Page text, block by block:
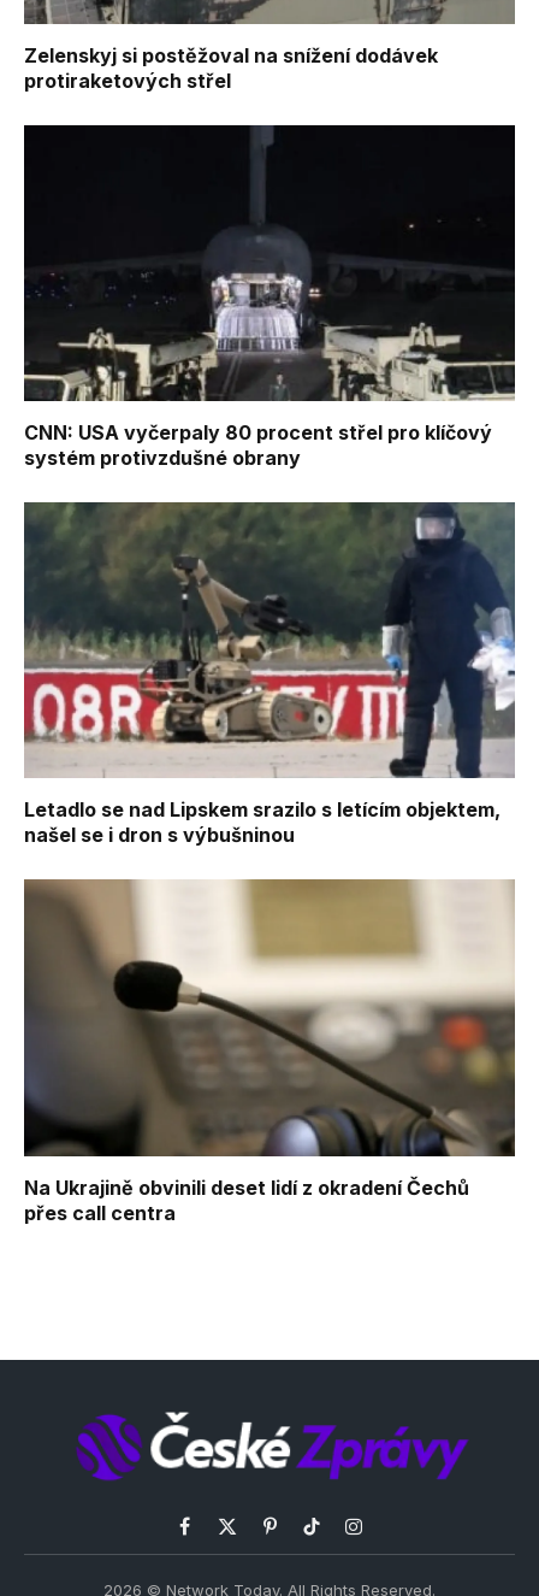
Zelenskyj si postěžoval na snížení dodávek
protiraketových střel
CNN: USA vyčerpaly 80 procent střel pro klíčový
systém protivzdušné obrany
Letadlo se nad Lipskem srazilo s letícím objektem,
našel se i dron s výbušninou
Na Ukrajině obvinili deset lidí z okradení Čechů
přes call centra
Facebook
X
PinterestTikTokInstagram
2026 © Network Today. All Rights Reserved.